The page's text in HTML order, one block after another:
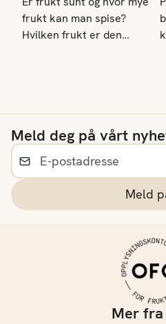
frukt kan man spise?
Hvilken frukt er den
Meld deg på vårt
Meld
Mer fra